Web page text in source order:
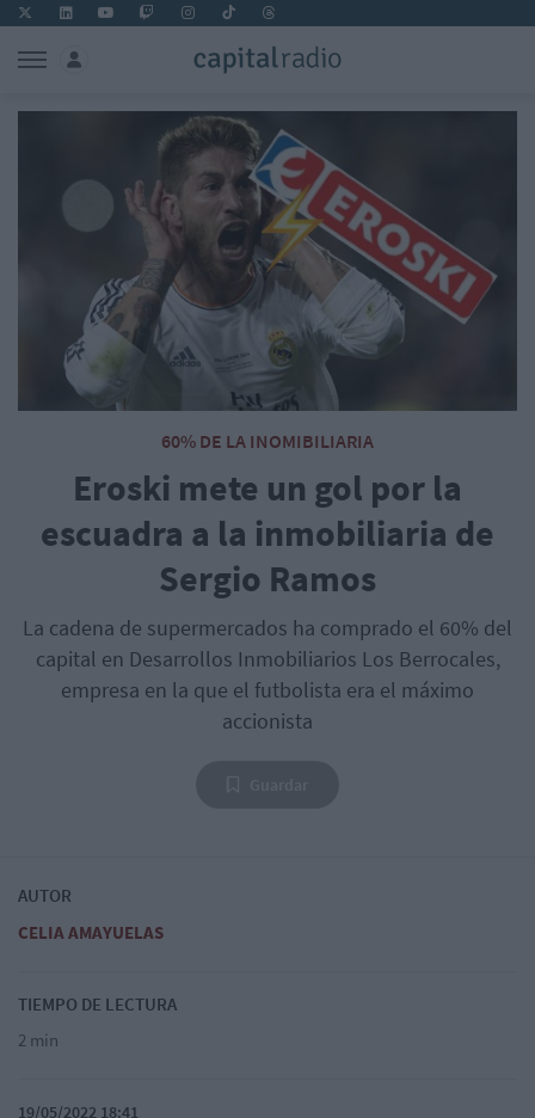
60% DE LA INOMIBILIARIA
Eroski mete un gol por la
escuadra a la inmobiliaria de
Sergio Ramos
La cadena de supermercados ha comprado el 60% del
capital en Desarrollos Inmobiliarios Los Berrocales,
empresa en la que el futbolista era el máximo
accionista
AUTOR
CELIA AMAYUELAS
TIEMPO DE LECTURA
2 min
19/05/2022 18:41